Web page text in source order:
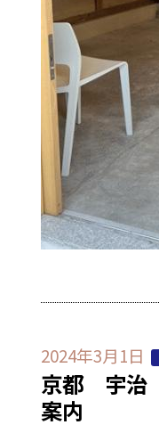
2024年3月1日
京都 宇治
案内